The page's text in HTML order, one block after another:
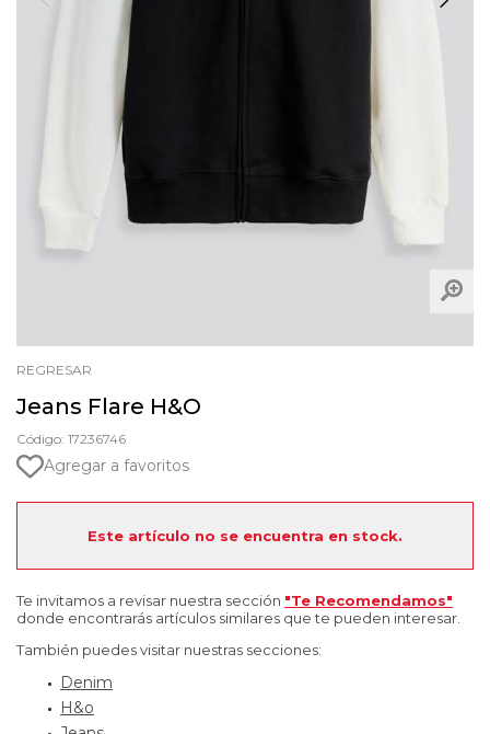
REGRESAR
Jeans Flare H&O
Código: 17236746
Agregar a favoritos
Este artículo no se encuentra en stock.
Te invitamos a revisar nuestra sección "Te Recomendamos"
donde encontrarás artículos similares que te pueden interesar.
También puedes visitar nuestras secciones:
Denim
H&o